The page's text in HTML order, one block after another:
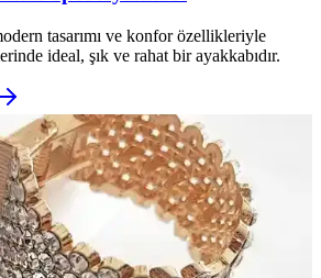
tasarımı ve konfor özellikleriyle
ideal, şık ve rahat bir ayakkabıdır.